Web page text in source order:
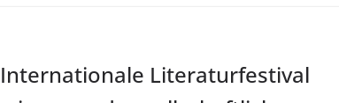
Literaturfestival